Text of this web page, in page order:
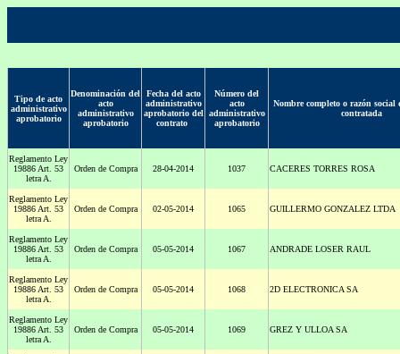
Tipo de acto
administrativo
aprobatorio
Denominación del
acto
administrativo
aprobatorio
Fecha del acto
administrativo
aprobatorio del
contrato
Número del
acto
administrativo
aprobatorio
Nombre completo o razón social
contratada
Reglamento Ley
19886 Art. 53
letra A.
Orden de Compra 28-04-2014 1037 CACERES TORRES ROSA
Reglamento Ley
19886 Art. 53
letra A.
Orden de Compra 02-05-2014 1065 GUILLERMO GONZALEZ LTDA
Reglamento Ley
19886 Art. 53
letra A.
Orden de Compra 05-05-2014 1067 ANDRADE LOSER RAUL
Reglamento Ley
19886 Art. 53
letra A.
Orden de Compra 05-05-2014 1068 2D ELECTRONICA SA
Reglamento Ley
19886 Art. 53
letra A.
Orden de Compra 05-05-2014 1069 GREZ Y ULLOA SA